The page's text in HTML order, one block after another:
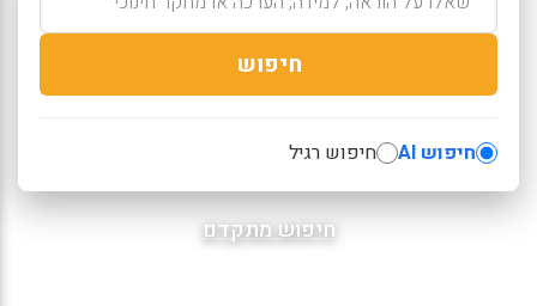
חיפוש
חיפוש AI חיפוש רגיל
חיפוש מתקדם